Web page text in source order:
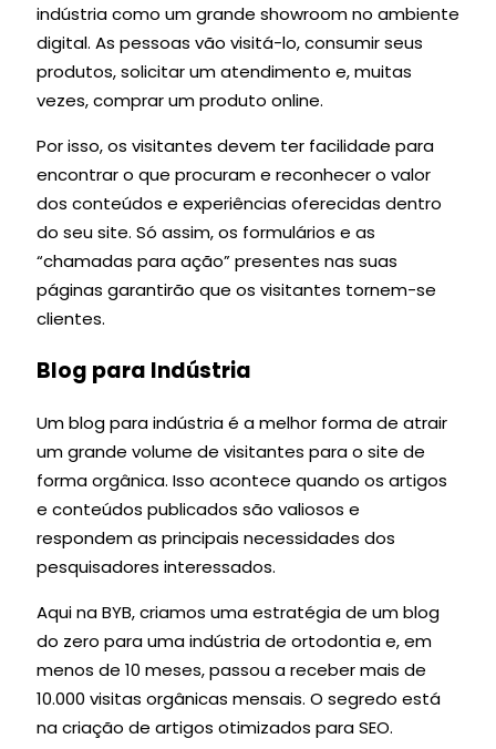
indústria como um grande showroom no ambiente
digital. As pessoas vão visitá-lo, consumir seus
produtos, solicitar um atendimento e, muitas
vezes, comprar um produto online.
Por isso, os visitantes devem ter facilidade para
encontrar o que procuram e reconhecer o valor
dos conteúdos e experiências oferecidas dentro
do seu site. Só assim, os formulários e as
“chamadas para ação” presentes nas suas
páginas garantirão que os visitantes tornem-se
clientes.
Blog para Indústria
Um blog para indústria é a melhor forma de atrair
um grande volume de visitantes para o site de
forma orgânica. Isso acontece quando os artigos
e conteúdos publicados são valiosos e
respondem as principais necessidades dos
pesquisadores interessados.
Aqui na BYB, criamos uma estratégia de um blog
do zero para uma indústria de ortodontia e, em
menos de 10 meses, passou a receber mais de
10.000 visitas orgânicas mensais. O segredo está
na criação de artigos otimizados para SEO.